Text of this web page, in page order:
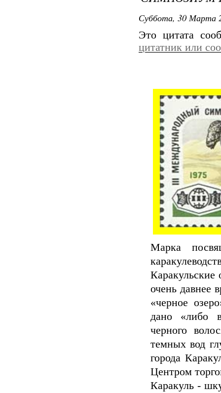
Суббота, 30 Марта
Это цитата
цитатник или
Марка
очень давнее
«черное
дано «либо в
черного
темных вод
города
Центром
Каракуль -